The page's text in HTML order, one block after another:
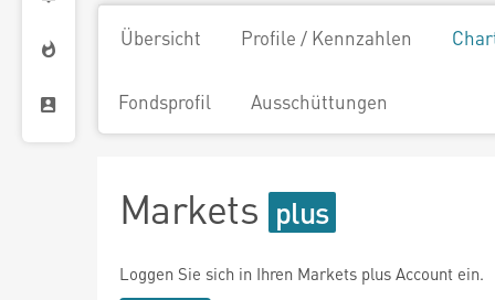
Übersicht Profile / Kennzahlen
Fondsprofil Ausschüttungen
Markets
Loggen Sie sich in Ihren Markets plus Account ein.